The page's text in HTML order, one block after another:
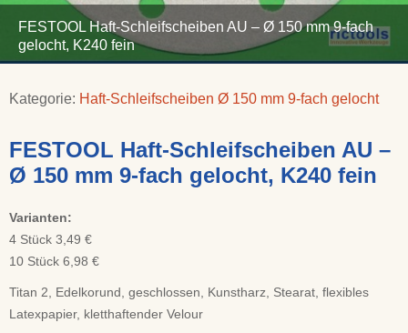
FESTOOL Haft-Schleifscheiben AU – Ø 150 mm 9-fach
gelocht, K240 fein
Kategorie: Haft-Schleifscheiben Ø 150 mm 9-fach gelocht
FESTOOL Haft-Schleifscheiben AU –
Ø 150 mm 9-fach gelocht, K240 fein
Varianten:
4 Stück 3,49 €
10 Stück 6,98 €
Titan 2, Edelkorund, geschlossen, Kunstharz, Stearat, flexibles
Latexpapier, kletthaftender Velour